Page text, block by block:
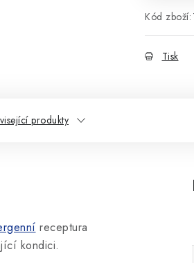
Kód zboží:
Tisk
produkty
receptura
kondici.